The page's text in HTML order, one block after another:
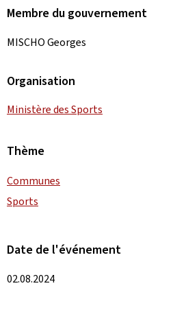
Membre du gouvernement
MISCHO Georges
Organisation
Ministère des Sports
Thème
Communes
Sports
Date de l'événement
02.08.2024